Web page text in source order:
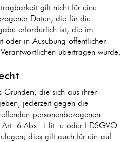
gilt nicht für eine
Daten, die für die
erforderlich ist, die im
oder in Ausübung öffentlicher
übertragen wurde.
Gründen, die sich aus ihrer
jederzeit gegen die
personenbezogenen
Art. 6 Abs. 1 lit. e oder f DSGVO
dies gilt auch für ein auf